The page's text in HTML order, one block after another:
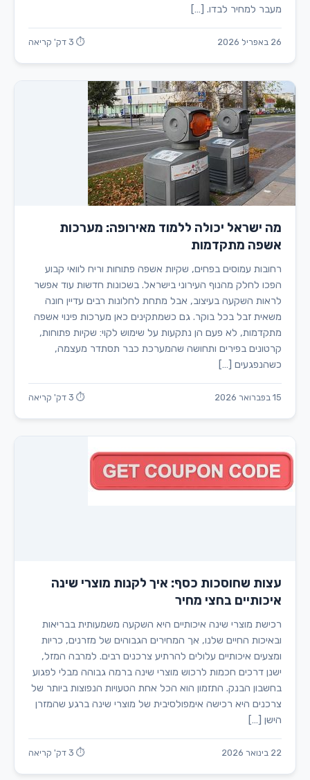
מעבר למחיר לבדו. […]
26 באפריל 2026 ⏱ 3 דק' קריאה
מה ישראל יכולה ללמוד מאירופה: מערכות
אשפה מתקדמות
רחובות עמוסים בפחים, שקיות אשפה פתוחות וריח לוואי קבוע
הפכו לחלק מהנוף העירוני בישראל. בשכונות חדשות עוד אפשר
לראות השקעה בעיצוב, אבל מתחת לחלונות רבים עדיין חונה
משאית זבל בכל בוקר. גם כשמתקינים כאן מערכות פינוי אשפה
מתקדמות, לא פעם הן נתקעות על שימוש לקוי: שקיות פתוחות,
קרטונים בפירים ותחושה שהמערכת כבר תסתדר מעצמה,
כשהנפגעים […]
15 בפברואר 2026 ⏱ 3 דק' קריאה
עצות שחוסכות כסף: איך לקנות מוצרי שינה
איכותיים בחצי מחיר
רכישת מוצרי שינה איכותיים היא השקעה משמעותית בבריאות
ובאיכות החיים שלנו, אך המחירים הגבוהים של מזרנים, כריות
ומצעים איכותיים עלולים להרתיע צרכנים רבים. למרבה המזל,
ישנן דרכים חכמות לרכוש מוצרי שינה ברמה גבוהה מבלי לפגוע
בחשבון הבנק. התזמון הוא הכל אחת הטעויות הנפוצות ביותר של
צרכנים היא רכישה אימפולסיבית של מוצרי שינה ברגע שהמזרן
הישן […]
22 בינואר 2026 ⏱ 3 דק' קריאה